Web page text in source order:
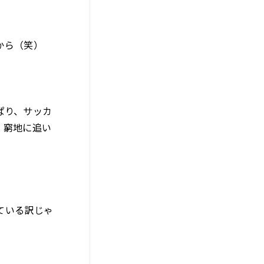
（笑）
、サッカ
地に追い
る訳じゃ